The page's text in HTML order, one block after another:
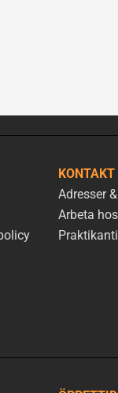
KONTAKT
Adresser
Arbeta